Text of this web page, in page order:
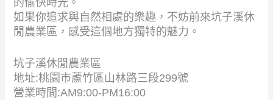
如果你追求與自然相處的樂趣，不妨前來坑子溪休
閒農業區，感受這個地方獨特的魅力。
坑子溪休閒農業區
地址:桃園市蘆竹區山林路三段299號
營業時間:AM9:00-PM16:00